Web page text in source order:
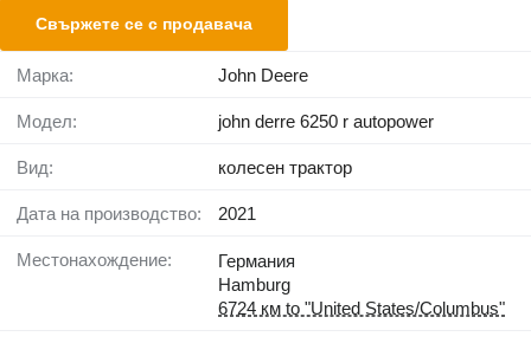
Свържете се с продавача
Марка: John Deere
Модел: john derre 6250 r autopower
Вид: колесен трактор
Дата на производство: 2021
Местонахождение:
Германия
Hamburg
6724 км to "United States/Columbus"